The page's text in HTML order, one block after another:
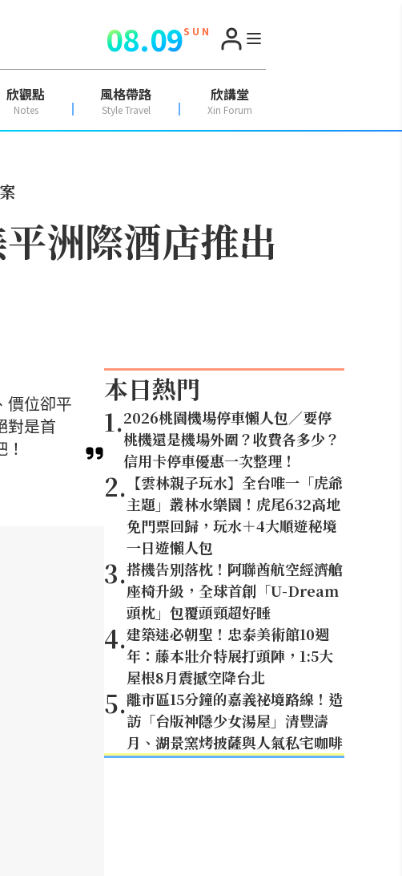
08.09S U N
欣觀點
Notes
風格帶路
Style Travel
欣講堂
Xin Forum
洲際酒店推出
價位卻平
對是首
本日熱門
1.2026桃園機場停車懶人包／要停
桃機還是機場外圍？收費各多少？
信用卡停車優惠一次整理！
2. 【雲林親子玩水】全台唯一「虎爺
主題」叢林水樂園！虎尾632高地
免門票回歸，玩水＋4大順遊秘境
一日遊懶人包
3.搭機告別落枕！阿聯酋航空經濟艙
座椅升級，全球首創「U-Dream
頭枕」包覆頭頸超好睡
4.建築迷必朝聖！忠泰美術館10週
年：藤本壯介特展打頭陣，1:5大
屋根8月震撼空降台北
5.離市區15分鐘的嘉義祕境路線！造
訪「台版神隱少女湯屋」清豐濤
月、湖景窯烤披薩與人氣私宅咖啡